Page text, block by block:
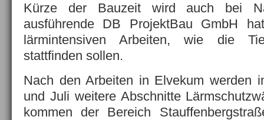
Kürze der Bauzeit wird auch bei
ausführende DB ProjektBau GmbH
lärmintensiven Arbeiten, wie die
stattfinden sollen.
Nach den Arbeiten in Elvekum werden
und Juli weitere Abschnitte
kommen der Bereich